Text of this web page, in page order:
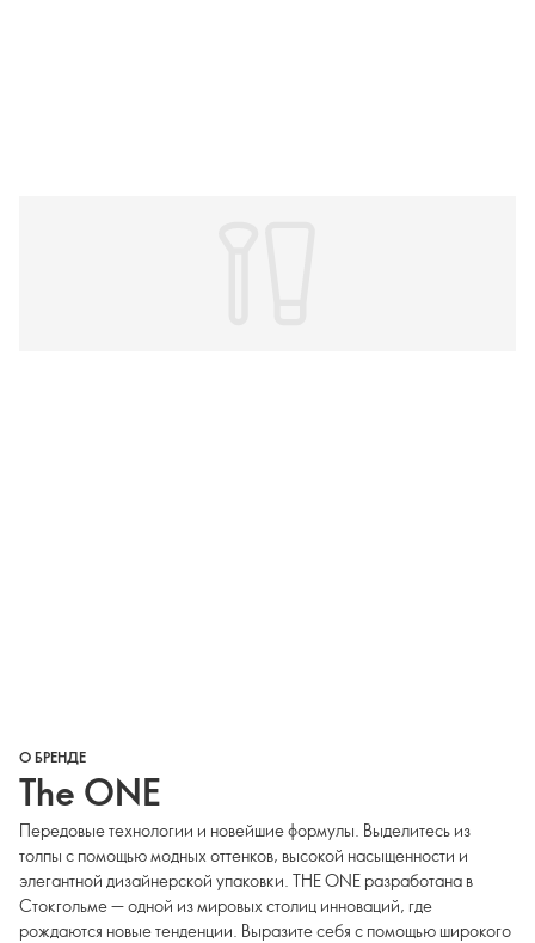
О БРЕНДЕ
The ONE
Передовые технологии и новейшие формулы. Выделитесь из
толпы с помощью модных оттенков, высокой насыщенности и
элегантной дизайнерской упаковки. THE ONE разработана в
Стокгольме — одной из мировых столиц инноваций, где
рождаются новые тенденции. Выразите себя с помощью широкого